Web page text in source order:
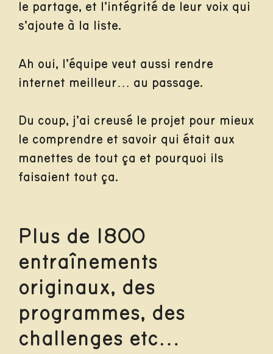
le partage, et l’intégrité de leur voix qui
s’ajoute à la liste.
Ah oui, l’équipe veut aussi rendre
internet meilleur… au passage.
Du coup, j’ai creusé le projet pour mieux
le comprendre et savoir qui était aux
manettes de tout ça et pourquoi ils
faisaient tout ça.
Plus de 1800
entraînements
originaux, des
programmes, des
challenges etc…